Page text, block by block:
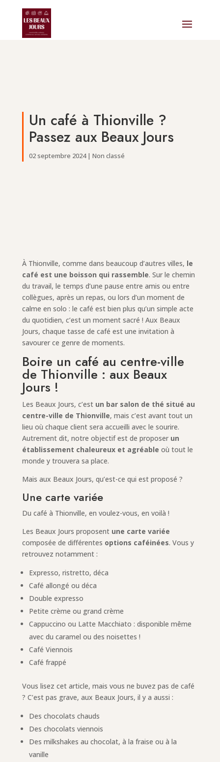
Un café à Thionville ?
Passez aux Beaux Jours
02 septembre 2024| Non classé
À Thionville, comme dans beaucoup d’autres villes, le
café est une boisson qui rassemble. Sur le chemin
du travail, le temps d’une pause entre amis ou entre
collègues, après un repas, ou lors d’un moment de
calme en solo : le café est bien plus qu’un simple acte
du quotidien, c’est un moment sacré ! Aux Beaux
Jours, chaque tasse de café est une invitation à
savourer ce genre de moments.
Boire un café au centre-ville
de Thionville : aux Beaux
Jours !
Les Beaux Jours, c’est un bar salon de thé situé au
centre-ville de Thionville, mais c’est avant tout un
lieu où chaque client sera accueilli avec le sourire.
Autrement dit, notre objectif est de proposer un
établissement chaleureux et agréable où tout le
monde y trouvera sa place.
Mais aux Beaux Jours, qu’est-ce qui est proposé ?
Une carte variée
Du café à Thionville, en voulez-vous, en voilà !
Les Beaux Jours proposent une carte variée
composée de différentes options caféinées. Vous y
retrouvez notamment :
Expresso, ristretto, déca
Café allongé ou déca
Double expresso
Petite crème ou grand crème
Cappuccino ou Latte Macchiato : disponible même
avec du caramel ou des noisettes !
Café Viennois
Café frappé
Vous lisez cet article, mais vous ne buvez pas de café
? C’est pas grave, aux Beaux Jours, il y a aussi :
Des chocolats chauds
Des chocolats viennois
Des milkshakes au chocolat, à la fraise ou à la
vanille